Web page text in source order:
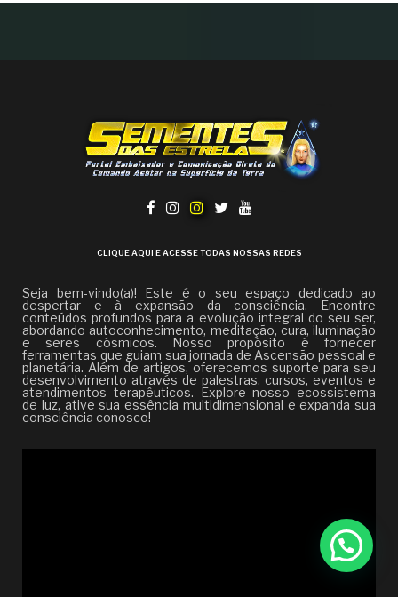
CLIQUE AQUI E ACESSE TODAS NOSSAS REDES
Seja bem-vindo(a)! Este é o seu espaço dedicado ao
despertar e à expansão da consciência. Encontre
conteúdos profundos para a evolução integral do seu ser,
abordando autoconhecimento, meditação, cura, iluminação
e seres cósmicos. Nosso propósito é fornecer
ferramentas que guiam sua jornada de Ascensão pessoal e
planetária. Além de artigos, oferecemos suporte para seu
desenvolvimento através de palestras, cursos, eventos e
atendimentos terapêuticos. Explore nosso ecossistema
de luz, ative sua essência multidimensional e expanda sua
consciência conosco!